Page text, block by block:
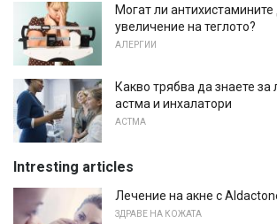
Могат ли
увеличение на теглото?
АЛЕРГИИ
Какво трябва да знаете за
астма и инхалатори
АСТМА
Intresting articles
Лечение на акне с
ЗДРАВЕ НА КОЖАТА